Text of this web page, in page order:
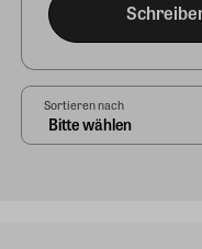
Sortieren nach